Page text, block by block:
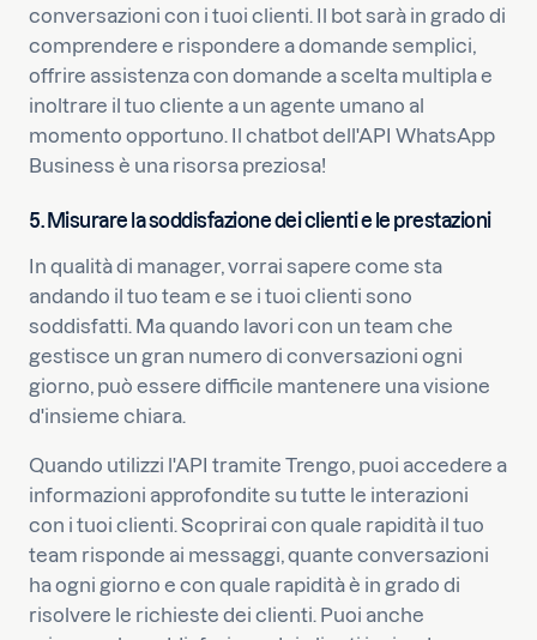
conversazioni con i tuoi clienti. Il bot sarà in grado di
comprendere e rispondere a domande semplici,
offrire assistenza con domande a scelta multipla e
inoltrare il tuo cliente a un agente umano al
momento opportuno. Il chatbot dell'API WhatsApp
Business è una risorsa preziosa!
5. Misurare la soddisfazione dei clienti e le prestazioni
In qualità di manager, vorrai sapere come sta
andando il tuo team e se i tuoi clienti sono
soddisfatti. Ma quando lavori con un team che
gestisce un gran numero di conversazioni ogni
giorno, può essere difficile mantenere una visione
d'insieme chiara.
Quando utilizzi l'API tramite Trengo, puoi accedere a
informazioni approfondite su tutte le interazioni
con i tuoi clienti. Scoprirai con quale rapidità il tuo
team risponde ai messaggi, quante conversazioni
ha ogni giorno e con quale rapidità è in grado di
risolvere le richieste dei clienti. Puoi anche